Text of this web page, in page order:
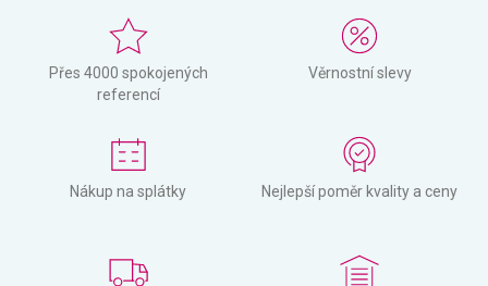
Přes 4000 spokojených
referencí
Věrnostní slevy
Nákup na splátky Nejlepší poměr kvality a ceny